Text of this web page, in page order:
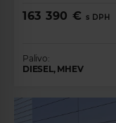
163 390 € s DPH
Palivo:
DIESEL, MHEV